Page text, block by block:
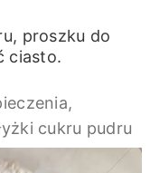
proszku do
ciasto.
cukru pudru